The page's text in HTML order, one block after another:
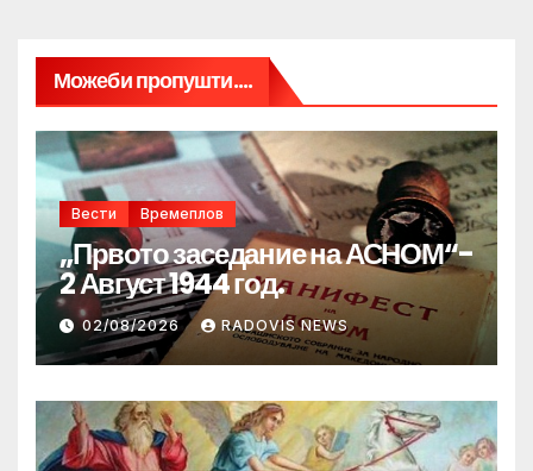
Можеби пропушти....
Вести Времеплов
„Првото заседание на АСНОМ“-
2 Август 1944 год.
02/08/2026 RADOVIS NEWS